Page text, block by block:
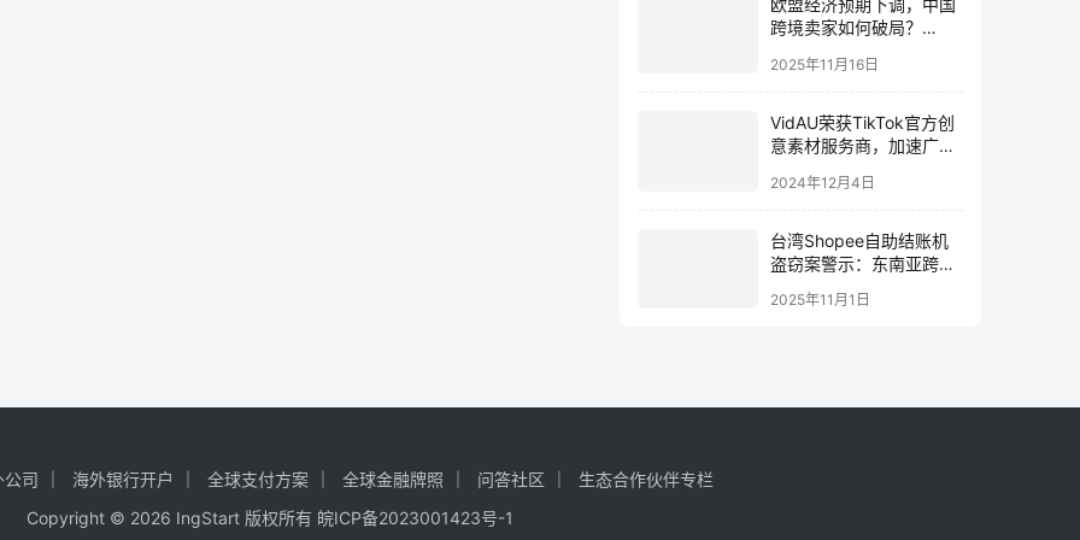
欧盟经济预期下调，中国
跨境卖家如何破局？
析）
2025年11月16日
VidAU荣获TikTok官方创
意素材服务商，加速广告
2024年12月4日
台湾Shopee自助结账机
盗窃案警示：东南亚跨境
全解析
2025年11月1日
公司 海外银行开户 全球支付方案 全球金融牌照 问答社区
生态合作伙伴专栏
Copyright © 2026 IngStart 版权所有 皖ICP备2023001423号-1